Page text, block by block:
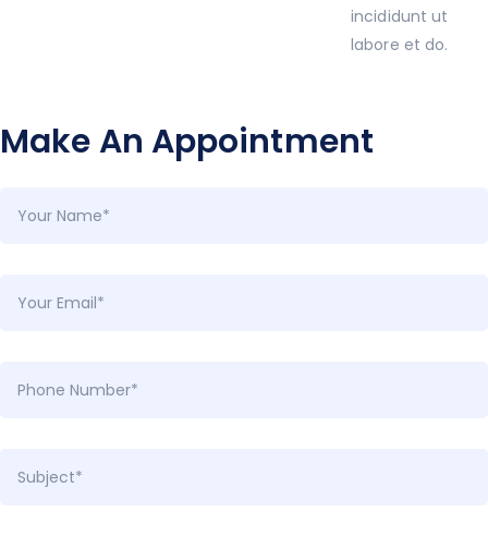
incididunt ut
labore et do.
Make An Appointment